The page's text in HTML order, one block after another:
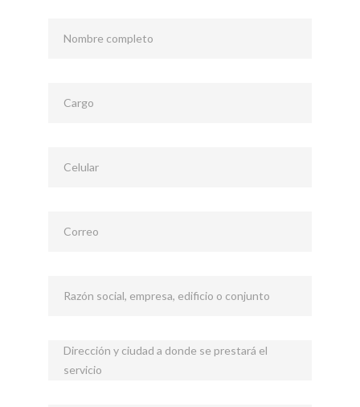
Nombre completo
Cargo
Celular
Correo
Razón social, empresa, edificio o conjunto
Dirección y ciudad a donde se prestará el
servicio